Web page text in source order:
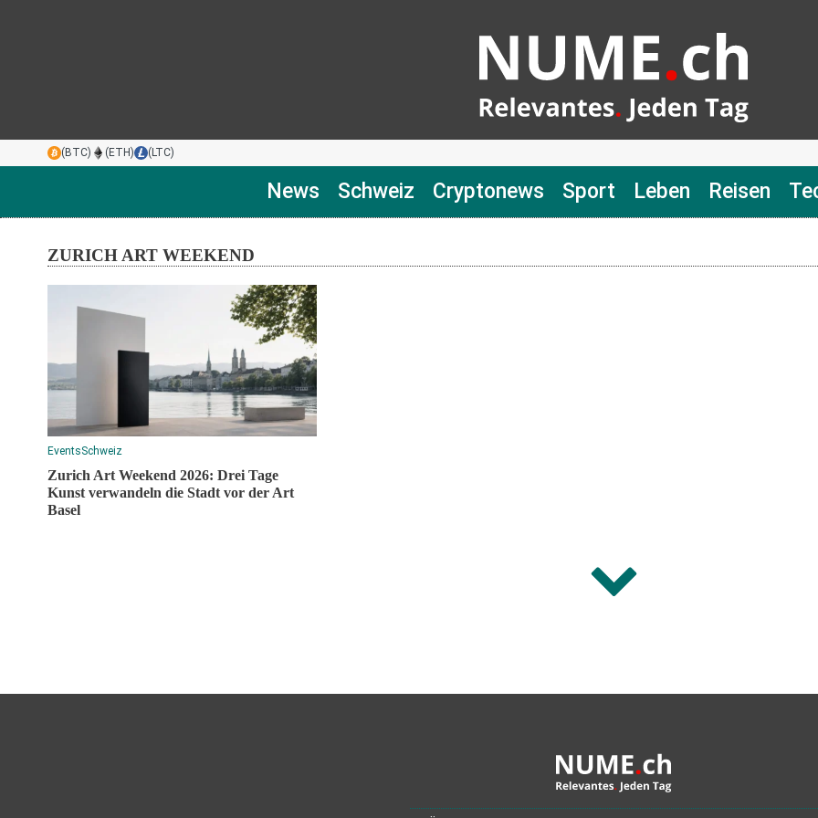
(BTC) (ETH) (LTC)
News Schweiz Cryptonews Sport Leben Reisen
ZURICH ART WEEKEND
EventsSchweiz
Zurich Art Weekend 2026: Drei Tage
Kunst verwandeln die Stadt vor der Art
Basel